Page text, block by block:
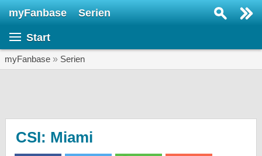
myFanbase Serien
Start
myFanbase » Serien
CSI: Miami
Veranstaltungen